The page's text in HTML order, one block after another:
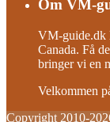
Om VM-
VM-guide.dk
Canada. Få
bringer vi en
Velkommen
Copyright 2010-